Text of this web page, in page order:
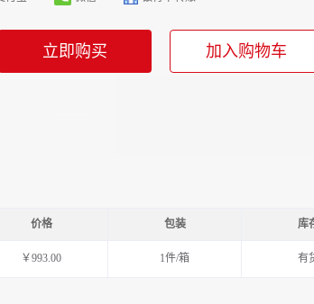
立即购买 加入购物车
价格 包装 库
￥993.00 1件/箱 有